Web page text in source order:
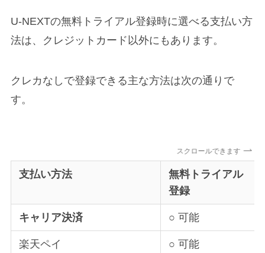
U-NEXTの無料トライアル登録時に選べる支払い方
法は、クレジットカード以外にもあります。
クレカなしで登録できる主な方法は次の通りで
す。
スクロールできます
支払い方法
無料トライアル
登録
キャリア決済 ○ 可能
楽天ペイ ○ 可能